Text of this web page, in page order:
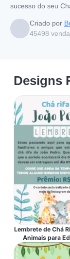
sucesso do seu
Criado por
45498
Designs
Lembrete de Chá
Animais para